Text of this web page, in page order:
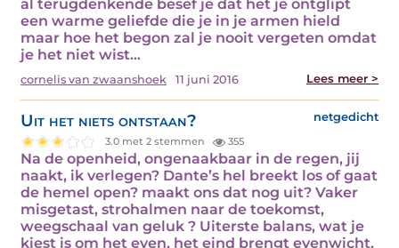
al terugdenkende besef je dat het je ontglipt
een warme geliefde die je in je armen hield
maar hoe het begon zal je nooit vergeten omdat
je het niet wist…
cornelis van zwaanshoek 11 juni 2016 Lees meer >
Uit het niets ontstaan? netgedicht
3.0 met 2 stemmen 355
Na de openheid, ongenaakbaar in de regen, jij
naakt, ik verlegen? Dante’s hel breekt los of gaat
de hemel open? maakt ons dat nog uit? Vaker
misgetast, strohalmen naar de toekomst,
weegschaal van geluk ? Uiterste balans, wat je
kiest is om het even, het eind brengt evenwicht.